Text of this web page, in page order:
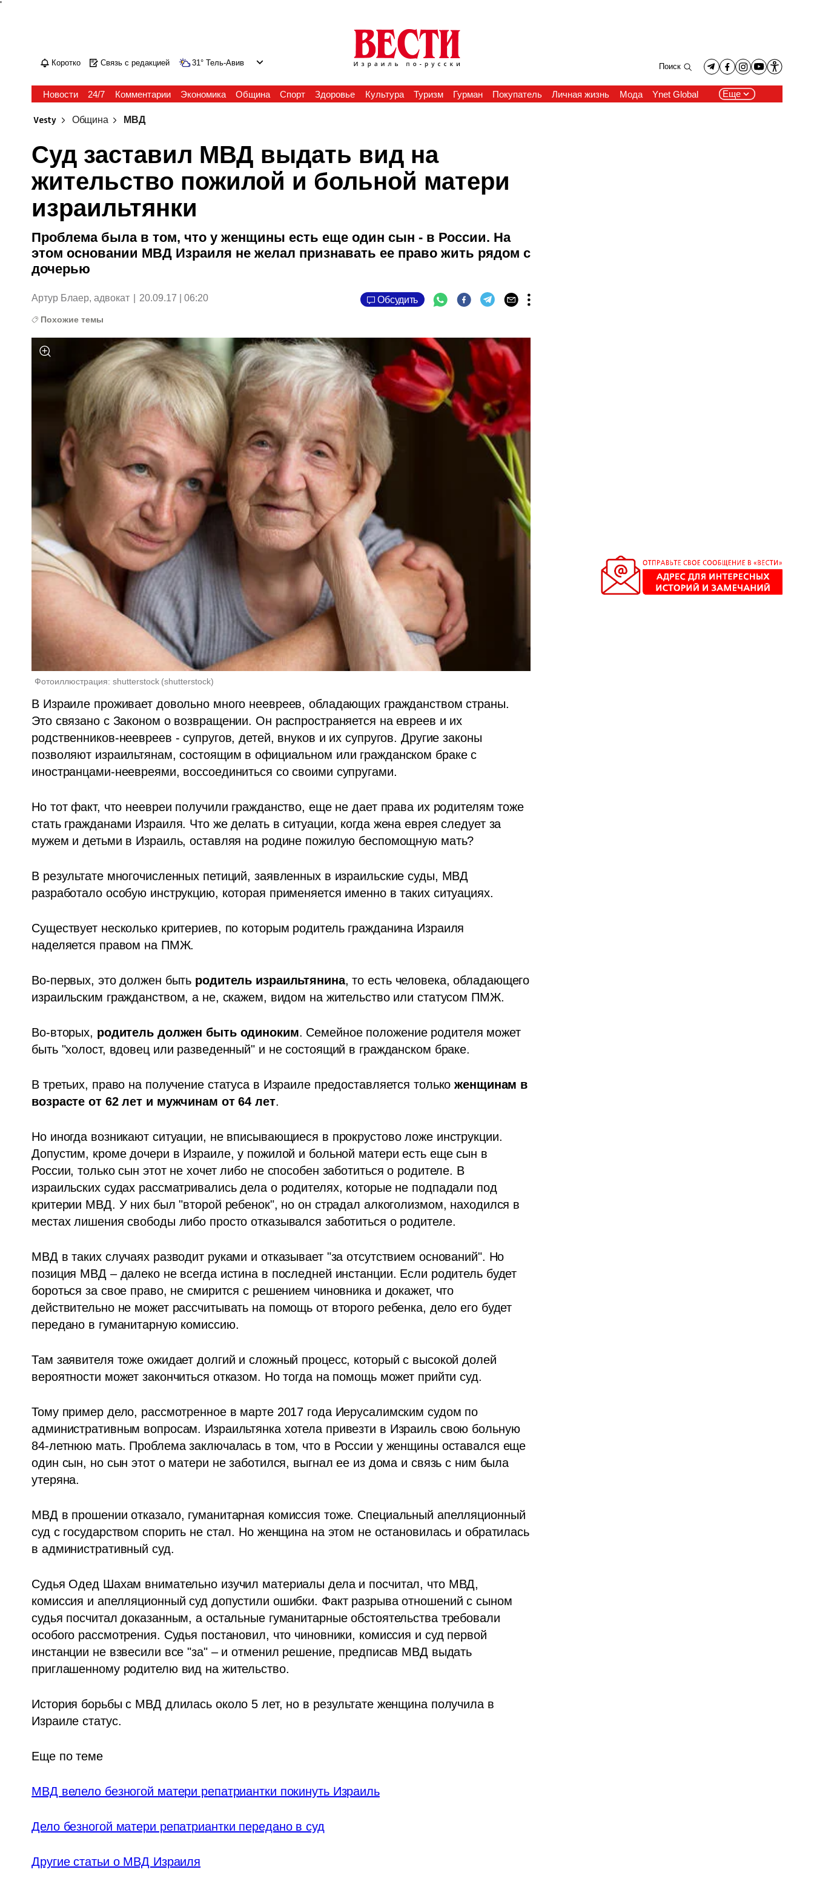
'
Коротко Связь с редакцией 31° Тель-Авив Поиск
Новости 24/7 Комментарии Экономика Община Спорт Здоровье Культура Туризм Гурман Покупатель Личная жизнь Мода Ynet Global Еще
Vesty Община МВД
Суд заставил МВД выдать вид на
жительство пожилой и больной матери
израильтянки
Проблема была в том, что у женщины есть еще один сын - в России. На
этом основании МВД Израиля не желал признавать ее право жить рядом с
дочерью
Артур Блаер, адвокат 20.09.17 | 06:20 Обсудить
Похожие темы
Фотоиллюстрация: shutterstock (shutterstock)
В Израиле проживает довольно много неевреев, обладающих гражданством страны.
Это связано с Законом о возвращении. Он распространяется на евреев и их
родственников-неевреев - супругов, детей, внуков и их супругов. Другие законы
позволяют израильтянам, состоящим в официальном или гражданском браке с
иностранцами-неевреями, воссоединиться со своими супругами.
Но тот факт, что неевреи получили гражданство, еще не дает права их родителям тоже
стать гражданами Израиля. Что же делать в ситуации, когда жена еврея следует за
мужем и детьми в Израиль, оставляя на родине пожилую беспомощную мать?
В результате многочисленных петиций, заявленных в израильские суды, МВД
разработало особую инструкцию, которая применяется именно в таких ситуациях.
Существует несколько критериев, по которым родитель гражданина Израиля
наделяется правом на ПМЖ.
Во-первых, это должен быть родитель израильтянина, то есть человека, обладающего
израильским гражданством, а не, скажем, видом на жительство или статусом ПМЖ.
Во-вторых, родитель должен быть одиноким. Семейное положение родителя может
быть "холост, вдовец или разведенный" и не состоящий в гражданском браке.
В третьих, право на получение статуса в Израиле предоставляется только женщинам в
возрасте от 62 лет и мужчинам от 64 лет.
Но иногда возникают ситуации, не вписывающиеся в прокрустово ложе инструкции.
Допустим, кроме дочери в Израиле, у пожилой и больной матери есть еще сын в
России, только сын этот не хочет либо не способен заботиться о родителе. В
израильских судах рассматривались дела о родителях, которые не подпадали под
критерии МВД. У них был "второй ребенок", но он страдал алкоголизмом, находился в
местах лишения свободы либо просто отказывался заботиться о родителе.
МВД в таких случаях разводит руками и отказывает "за отсутствием оснований". Но
позиция МВД – далеко не всегда истина в последней инстанции. Если родитель будет
бороться за свое право, не смирится с решением чиновника и докажет, что
действительно не может рассчитывать на помощь от второго ребенка, дело его будет
передано в гуманитарную комиссию.
Там заявителя тоже ожидает долгий и сложный процесс, который с высокой долей
вероятности может закончиться отказом. Но тогда на помощь может прийти суд.
Тому пример дело, рассмотренное в марте 2017 года Иерусалимским судом по
административным вопросам. Израильтянка хотела привезти в Израиль свою больную
84-летнюю мать. Проблема заключалась в том, что в России у женщины оставался еще
один сын, но сын этот о матери не заботился, выгнал ее из дома и связь с ним была
утеряна.
МВД в прошении отказало, гуманитарная комиссия тоже. Специальный апелляционный
суд с государством спорить не стал. Но женщина на этом не остановилась и обратилась
в административный суд.
Судья Одед Шахам внимательно изучил материалы дела и посчитал, что МВД,
комиссия и апелляционный суд допустили ошибки. Факт разрыва отношений с сыном
судья посчитал доказанным, а остальные гуманитарные обстоятельства требовали
особого рассмотрения. Судья постановил, что чиновники, комиссия и суд первой
инстанции не взвесили все "за" – и отменил решение, предписав МВД выдать
приглашенному родителю вид на жительство.
История борьбы с МВД длилась около 5 лет, но в результате женщина получила в
Израиле статус.
Еще по теме
МВД велело безногой матери репатриантки покинуть Израиль
Дело безногой матери репатриантки передано в суд
Другие статьи о МВД Израиля